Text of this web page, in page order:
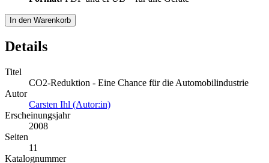
In den Warenkorb
Details
Titel
CO2-Reduktion - Eine Chance für die Automobilindustrie
Autor
Carsten Ihl (Autor:in)
Erscheinungsjahr
2008
Seiten
11
Katalognummer